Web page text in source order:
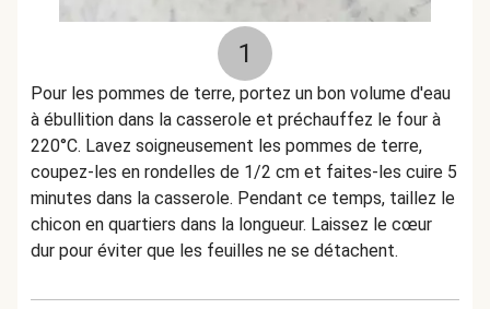
1
Pour les pommes de terre, portez un bon volume d'eau
à ébullition dans la casserole et préchauffez le four à
220°C. Lavez soigneusement les pommes de terre,
coupez-les en rondelles de 1/2 cm et faites-les cuire 5
minutes dans la casserole. Pendant ce temps, taillez le
chicon en quartiers dans la longueur. Laissez le cœur
dur pour éviter que les feuilles ne se détachent.